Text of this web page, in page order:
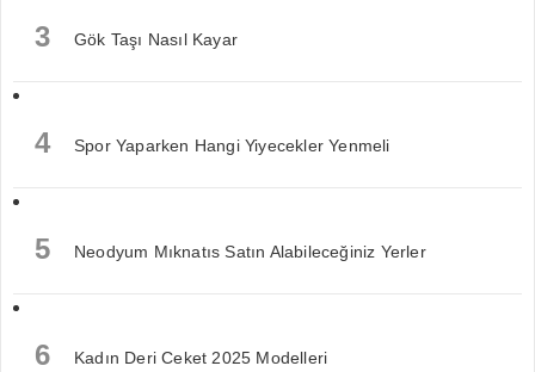
3 Gök Taşı Nasıl Kayar
4 Spor Yaparken Hangi Yiyecekler Yenmeli
5 Neodyum Mıknatıs Satın Alabileceğiniz Yerler
6 Kadın Deri Ceket 2025 Modelleri